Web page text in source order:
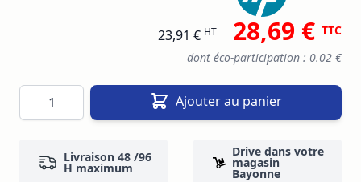
23,91 € HT 28,69 € TTC
dont éco-participation : 0.02 €
Quantité Ajouter au panier
Livraison 48 /96
H maximum
Drive dans votre
magasin
Bayonne